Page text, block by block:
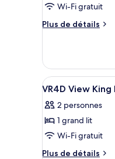
ce
type
de
Chambre
Deluxe
avec
lits
jumeaux
Wi-Fi gratuit
Plus de détails
Plus
le
type
de
Chambre
Deluxe
lits
jumeaux
Afficher
toutes
les
photos
pour
ce
8
VR4D View King
2 personnes
1 grand lit
Wi-Fi gratuit
Plus de détails
Plus